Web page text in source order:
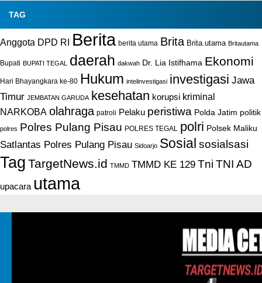
TAG
Anggota DPD RI Berita berita utama Brita Brita.utama Britautama
Bupati BUPATI TEGAL daerah dakwah Dr. Lia Istifhama Ekonomi
Hari Bhayangkara ke-80 Hukum intelinvestigasi investigasi Jawa
Timur JEMBATAN GARUDA kesehatan korupsi kriminal
NARKOBA olahraga patroli Pelaku peristiwa Polda Jatim politik
polres Polres Pulang Pisau POLRES TEGAL polri Polsek Maliku
Satlantas Polres Pulang Pisau Sidoarjo Sosial sosialsasi
Tag TargetNews.id TMMD TMMD KE 129 Tni TNI AD
upacara utama